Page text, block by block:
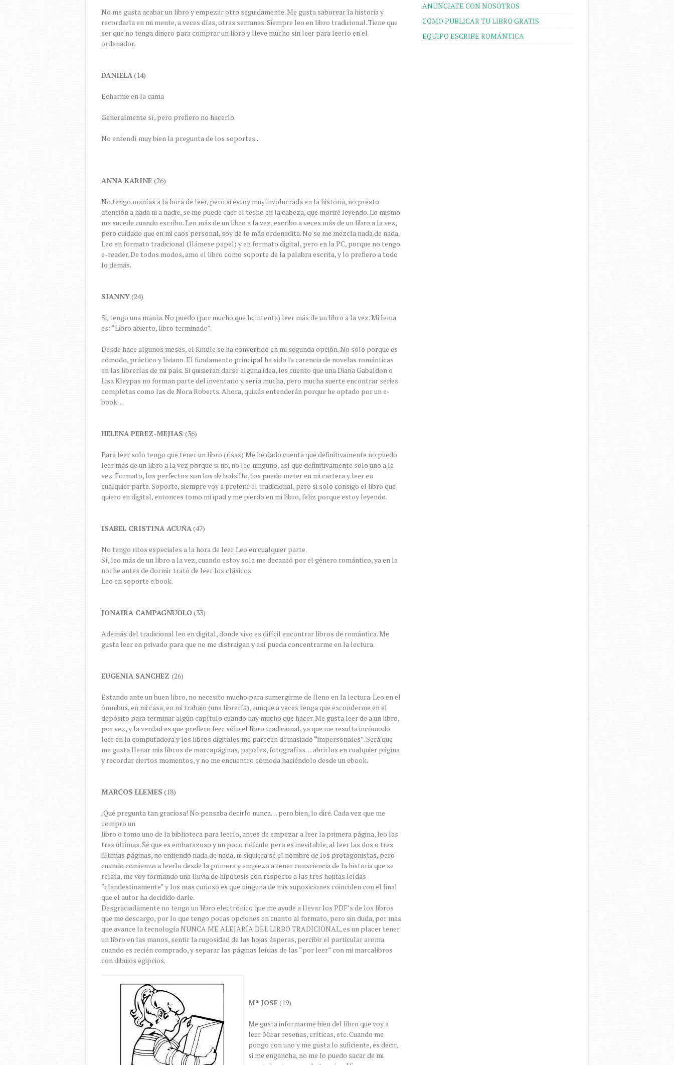
No me gusta acabar un libro y empezar otro seguidamente. Me gusta saborear la historia y
recordarla en mi mente, a veces días, otras semanas. Siempre leo en libro tradicional. Tiene que
ser que no tenga dinero para comprar un libro y lleve mucho sin leer para leerlo en el
ordenador.
DANIELA(14)
Echarme en la cama
Generalmente sí, pero prefiero no hacerlo
No entendí muy bien la pregunta de los soportes...
ANNA KARINE (26)
No tengo manías a la hora de leer, pero si estoy muy involucrada en la historia, no presto
atención a nada ni a nadie, se me puede caer el techo en la cabeza, que moriré leyendo. Lo mismo
me sucede cuando escribo. Leo más de un libro a la vez, escribo a veces más de un libro a la vez,
pero cuidado que en mi caos personal, soy de lo más ordenadita. No se me mezcla nada de nada.
Leo en formato tradicional (llámese papel) y en formato digital, pero en la PC, porque no tengo
e-reader. De todos modos, amo el libro como soporte de la palabra escrita, y lo prefiero a todo
lo demás.
SIANNY(24)
Si, tengo una manía. No puedo (por mucho que lo intente) leer más de un libro a la vez. Mi lema
es: “Libro abierto, libro terminado”.
Desde hace algunos meses, el Kindle se ha convertido en mi segunda opción. No sólo porque es
cómodo, práctico y liviano. El fundamento principal ha sido la carencia de novelas románticas
en las librerías de mi país. Si quisieran darse alguna idea, les cuento que una Diana Gabaldon o
Lisa Kleypas no forman parte del inventario y sería mucha, pero mucha suerte encontrar series
completas como las de Nora Roberts. Ahora, quizás entenderán porque he optado por un e-
book…
HELENA PEREZ-MEJIAS (36)
Para leer solo tengo que tener un libro (risas) Me he dado cuenta que definitivamente no puedo
leer más de un libro a la vez porque si no, no leo ninguno, así que definitivamente solo uno a la
vez. Formato, los perfectos son los de bolsillo, los puedo meter en mi cartera y leer en
cualquier parte. Soporte, siempre voy a preferir el tradicional, pero si solo consigo el libro que
quiero en digital, entonces tomo mi ipad y me pierdo en mi libro, feliz porque estoy leyendo.
ISABEL CRISTINA ACUÑA(47)
No tengo ritos especiales a la hora de leer. Leo en cualquier parte.
Sí, leo más de un libro a la vez, cuando estoy sola me decantó por el género romántico, ya en la
noche antes de dormir trató de leer los clásicos.
Leo en soporte e.book.
JONAIRA CAMPAGNUOLO (33)
Además del tradicional leo en digital, donde vivo es difícil encontrar libros de romántica. Me
gusta leer en privado para que no me distraigan y así pueda concentrarme en la lectura.
EUGENIA SANCHEZ (26)
Estando ante un buen libro, no necesito mucho para sumergirme de lleno en la lectura. Leo en el
ómnibus, en mi casa, en mi trabajo (una librería), aunque a veces tenga que esconderme en el
depósito para terminar algún capítulo cuando hay mucho que hacer. Me gusta leer de a un libro,
por vez, y la verdad es que prefiero leer sólo el libro tradicional, ya que me resulta incómodo
leer en la computadora y los libros digitales me parecen demasiado “impersonales”. Será que
me gusta llenar mis libros de marcapáginas, papeles, fotografías… abrirlos en cualquier página
y recordar ciertos momentos, y no me encuentro cómoda haciéndolo desde un ebook.
MARCOS LLEMES (18)
¡Qué pregunta tan graciosa! No pensaba decirlo nunca… pero bien, lo diré. Cada vez que me
compro un
libro o tomo uno de la biblioteca para leerlo, antes de empezar a leer la primera página, leo las
tres últimas. Sé que es embarazoso y un poco ridículo pero es inevitable, al leer las dos o tres
últimas páginas, no entiendo nada de nada, ni siquiera sé el nombre de los protagonistas, pero
cuando comienzo a leerlo desde la primera y empiezo a tener consciencia de la historia que se
relata, me voy formando una lluvia de hipótesis con respecto a las tres hojitas leídas
“clandestinamente” y los mas curioso es que ninguna de mis suposiciones coinciden con el final
que el autor ha decidido darle.
Desgraciadamente no tengo un libro electrónico que me ayude a llevar los PDF’s de los libros
que me descargo, por lo que tengo pocas opciones en cuanto al formato, pero sin duda, por mas
que avance la tecnología NUNCA ME ALEJARÍA DEL LIRBO TRADICIONAL, es un placer tener
un libro en las manos, sentir la rugosidad de las hojas ásperas, percibir el particular aroma
cuando es recién comprado, y separar las páginas leídas de las “por leer” con mi marcalibros
con dibujos egipcios.
Mª JOSE(19)
Me gusta informarme bien del libro que voy a
leer. Mirar reseñas, críticas, etc. Cuando me
pongo con uno y me gusta lo suficiente, es decir,
si me engancha, no me lo puedo sacar de mi
ANUNCIATE CON NOSOTROS
COMO PUBLICAR TU LIBRO GRATIS
EQUIPO ESCRIBE ROMÁNTICA